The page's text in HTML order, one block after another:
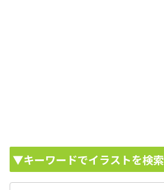
▼キーワードでイラストを検索